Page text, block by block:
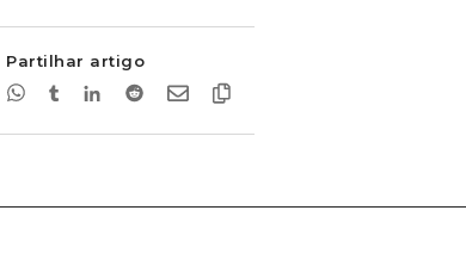
Partilhar artigo